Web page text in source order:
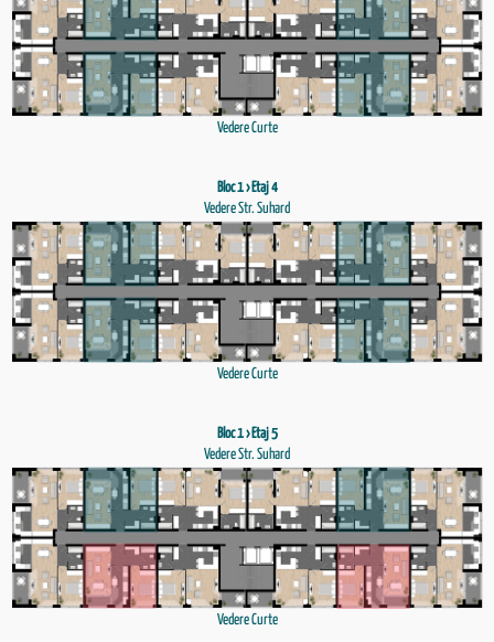
Vedere Curte
Bloc 1 › Etaj 4
Vedere Str. Suhard
Vedere Curte
Bloc 1 › Etaj 5
Vedere Str. Suhard
Vedere Curte